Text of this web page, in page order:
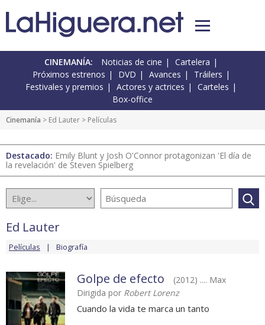
CINEMANÍA: Noticias de cine
Cartelera
Próximos estrenos
DVD Avances
Tráilers
Festivales y premios
Actores y actrices
Carteles
Box-office
Cinemanía > Ed Lauter > Películas
Destacado: Emily Blunt y Josh O'Connor protagonizan 'El día de
la revelación' de Steven Spielberg
Ed Lauter
Películas Biografía
Golpe de efecto
(2012) .... Max
Dirigida por Robert Lorenz
Cuando la vida te marca un tanto